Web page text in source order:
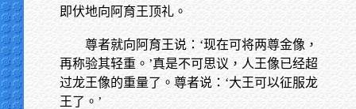
即伏地向阿育王顶礼。
尊者就向阿育王说：‘现在可将两尊金像，
再称验其轻重。’真是不可思议，人王像已经超
过龙王像的重量了。尊者说：‘大王可以征服龙
王了。’